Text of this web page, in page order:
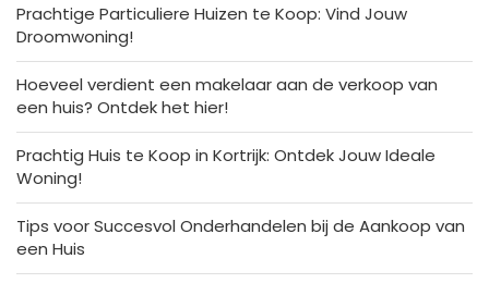
Prachtige Particuliere Huizen te Koop: Vind Jouw
Droomwoning!
Hoeveel verdient een makelaar aan de verkoop van
een huis? Ontdek het hier!
Prachtig Huis te Koop in Kortrijk: Ontdek Jouw Ideale
Woning!
Tips voor Succesvol Onderhandelen bij de Aankoop van
een Huis